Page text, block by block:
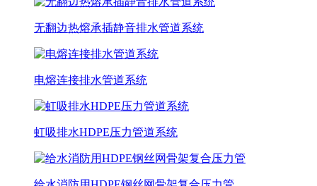
无翻边热熔承插静音排水管道系统
电熔连接排水管道系统
虹吸排水HDPE压力管道系统